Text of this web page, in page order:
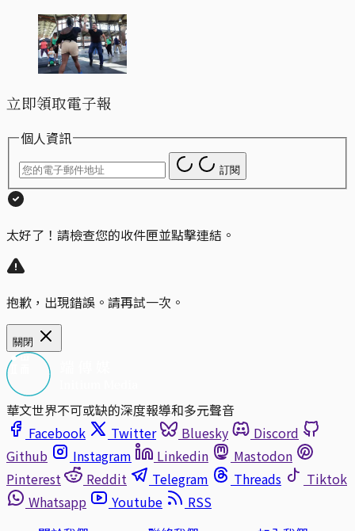
立即領取電子報
個人資訊
訂閱
太好了！請檢查您的收件匣並點擊連結。
抱歉，出現錯誤。請再試一次。
關閉
華文世界不可或缺的深度報導和多元聲音
Facebook
Twitter Bluesky
Discord
Github
Instagram Linkedin
Mastodon
Pinterest
Reddit Telegram Threads
Tiktok
Whatsapp
Youtube
RSS